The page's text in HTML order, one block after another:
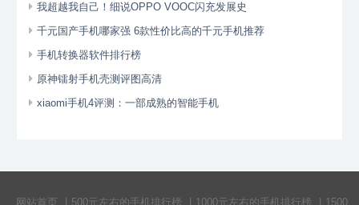
我超越我自己！细说OPPO VOOC闪充发展史
千元国产手机哪家强 6款性价比高的千元手机推荐
手机转换器软件排行榜
原神镭射手机壳测评图高清
xiaomi手机4评测：一部成熟的智能手机
网站首页 500元左右的手机排行榜 1000元左右的手机排行榜 1500